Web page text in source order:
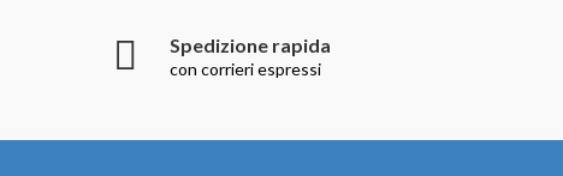
Spedizione rapida
con corrieri espressi